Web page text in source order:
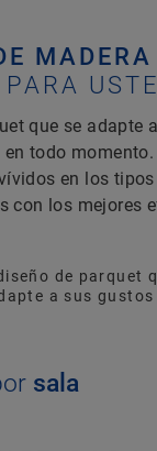
MADERA
que se adapte
todo
en los tipos
con los mejores
de parquet
a sus gustos
sala